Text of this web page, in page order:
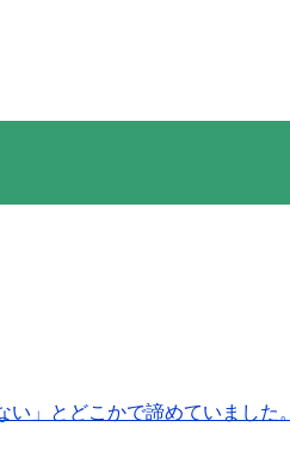
」とどこかで諦めていました。